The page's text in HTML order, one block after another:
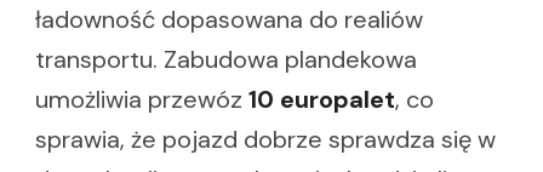
ładowność dopasowana do realiów
transportu. Zabudowa plandekowa
umożliwia przewóz 10 europalet, co
sprawia, że pojazd dobrze sprawdza się w